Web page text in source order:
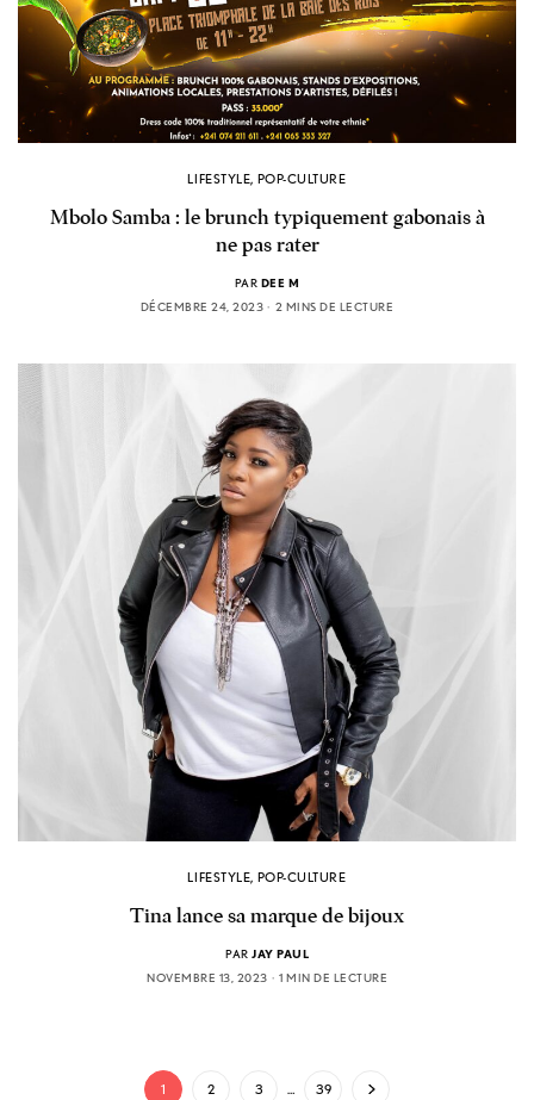
LIFESTYLE, POP-CULTURE
Mbolo Samba : le brunch typiquement gabonais à
ne pas rater
PAR DEE M
DÉCEMBRE 24, 2023
2 MINS DE LECTURE
LIFESTYLE, POP-CULTURE
Tina lance sa marque de bijoux
PAR JAY PAUL
NOVEMBRE 13, 2023
1 MIN DE LECTURE
1 2 3 … 39